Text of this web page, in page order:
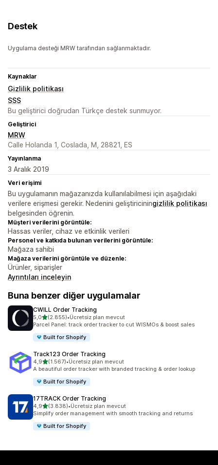
Destek
Uygulama desteği MRW tarafından sağlanmaktadır.
Kaynaklar
Gizlilik politikası
SSS
Bu geliştirici doğrudan Türkçe destek sunmuyor.
Geliştirici
MRW
Calle Holanda 1, Coslada, M, 28821, ES
Yayınlanma
3 Aralık 2019
Veri erişimi
Bu uygulamanın mağazanızda kullanılabilmesi için aşağıdaki
verilere erişmesi gerekir. Nedenini geliştiriciningizlilik politikası
belgesinden öğrenin.
Müşteri verilerini görüntüle:
Hassas veriler, cihaz ve etkinlik verileri
Personel ve katkıda bulunan verilerini görüntüle:
Mağaza sahibi
Mağaza verilerini görüntüle ve düzenle:
Ürünler, siparişler
Ayrıntıları inceleyin
Buna benzer diğer uygulamalar
CWILL Order Tracking
5,05 yıldız üzerinden
(2.855)
toplam 2855 değerlendirme
•Ücretsiz plan mevcut
Parcel Panel: track order tracker to cut WISMOs & boost sales
Built for Shopify
Track123 Order Tracking
4,95 yıldız üzerinden
(1.567)
toplam 1567 değerlendirme
•Ücretsiz plan mevcut
A beautiful order tracker with branded tracking & order lookup
Built for Shopify
17TRACK Order Tracking
4,95 yıldız üzerinden
(3.838)
toplam 3838 değerlendirme
•Ücretsiz plan mevcut
Simplify order management with smooth tracking and returns
Built for Shopify